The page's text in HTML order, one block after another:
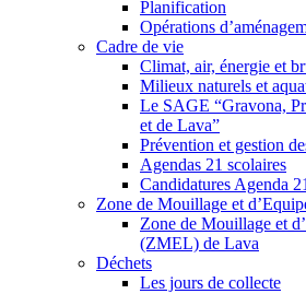
Planification
Opérations
Cadre de vie
Climat, air, énergie et
Milieux naturels et
Le SAGE “Gravona,
et de Lava”
Prévention et gestion
Agendas 21 scolaires
Candidatures Agenda
Zone de Mouillage et
Zone de Mouillage et
(ZMEL) de Lava
Déchets
Les jours de collecte